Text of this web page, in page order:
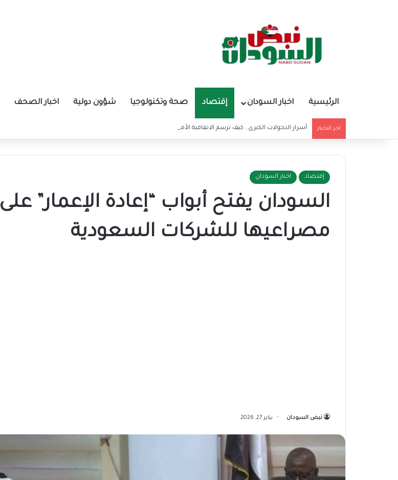
الرئيسية اخبار السودان إقتصاد صحة وتكنولوجيا شؤون دولية اخبار الصحف
اخر الاخبار أسرار التحولات الكبرى.. كيف ترسم الاتفاقية الأمريكية الإيرانية موازين القوى بالمنطقة؟
إقتصاد اخبار السودان
السودان يفتح أبواب “إعادة الإعمار” على
مصراعيها للشركات السعودية
نبض السودان يناير 27, 2026